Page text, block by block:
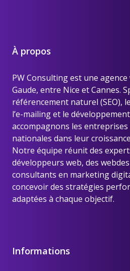
À propos
PW Consulting est une agence
Gaude, entre Nice et Cannes.
référencement naturel (SEO),
l’e-mailing et le
accompagnons les entreprises
nationales dans leur
Notre équipe réunit des
développeurs web, des
consultants en marketing
concevoir des stratégies
adaptées à chaque objectif.
Informations